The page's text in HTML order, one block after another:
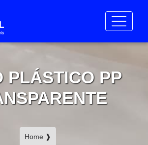
PLÁSTICO PP
Home ❱